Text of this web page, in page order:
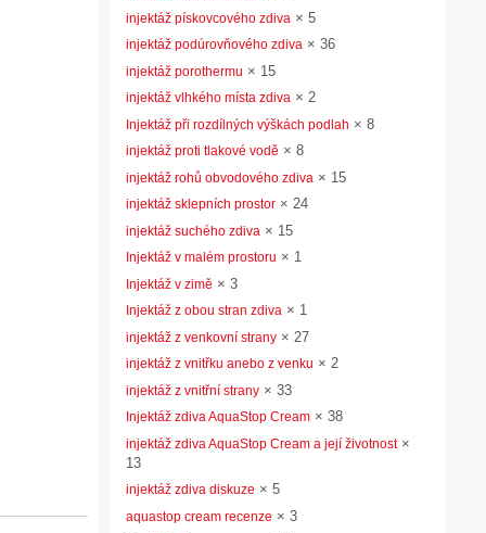
injektáž pískovcového zdiva × 5
injektáž podúrovňového zdiva × 36
injektáž porothermu × 15
injektáž vlhkého místa zdiva × 2
Injektáž při rozdílných výškách podlah × 8
injektáž proti tlakové vodě × 8
injektáž rohů obvodového zdiva × 15
injektáž sklepních prostor × 24
injektáž suchého zdiva × 15
Injektáž v malém prostoru × 1
Injektáž v zimě × 3
Injektáž z obou stran zdiva × 1
injektáž z venkovní strany × 27
injektáž z vnitřku anebo z venku × 2
injektáž z vnitřní strany × 33
Injektáž zdiva AquaStop Cream × 38
injektáž zdiva AquaStop Cream a její životnost×
13
injektáž zdiva diskuze × 5
aquastop cream recenze × 3